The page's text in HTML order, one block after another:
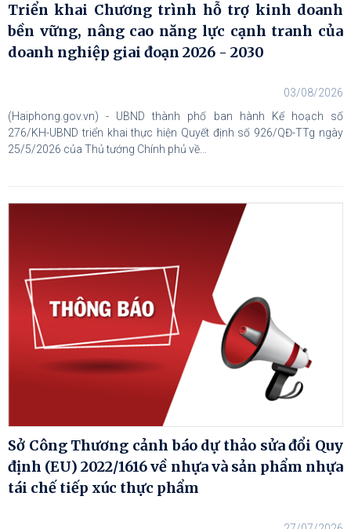
Triển khai Chương trình hỗ trợ kinh doanh
bền vững, nâng cao năng lực cạnh tranh của
doanh nghiệp giai đoạn 2026 - 2030
03/08/2026
(Haiphong.gov.vn) - UBND thành phố ban hành Kế hoạch số
276/KH-UBND triển khai thực hiện Quyết định số 926/QĐ-TTg ngày
25/5/2026 của Thủ tướng Chính phủ về...
Sở Công Thương cảnh báo dự thảo sửa đổi Quy
định (EU) 2022/1616 về nhựa và sản phẩm nhựa
tái chế tiếp xúc thực phẩm